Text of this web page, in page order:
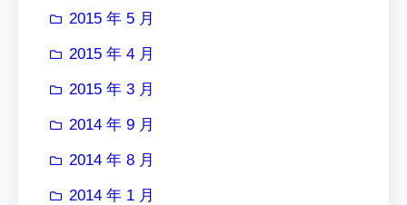
2015 年 5 月
2015 年 4 月
2015 年 3 月
2014 年 9 月
2014 年 8 月
2014 年 1 月